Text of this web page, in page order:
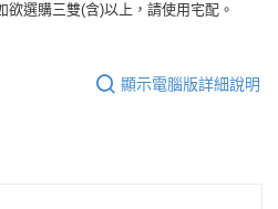
選購三雙(含)以上，請使用宅配。
顯示電腦版詳細說明